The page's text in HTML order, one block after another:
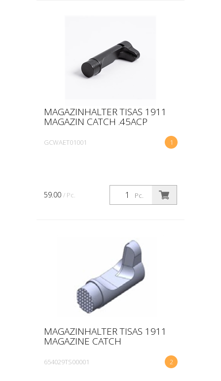
MAGAZINHALTER TISAS 1911
MAGAZIN CATCH .45ACP
1
GCWAET01001
Pc.
59.00 / Pc.
MAGAZINHALTER TISAS 1911
MAGAZINE CATCH
2
654029TS00001